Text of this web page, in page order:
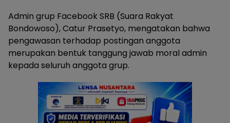
Admin grup Facebook SRB (Suara Rakyat
Bondowoso), Catur Prasetyo, mengatakan bahwa
pengawasan terhadap postingan anggota
merupakan bentuk tanggung jawab moral admin
kepada seluruh anggota grup.